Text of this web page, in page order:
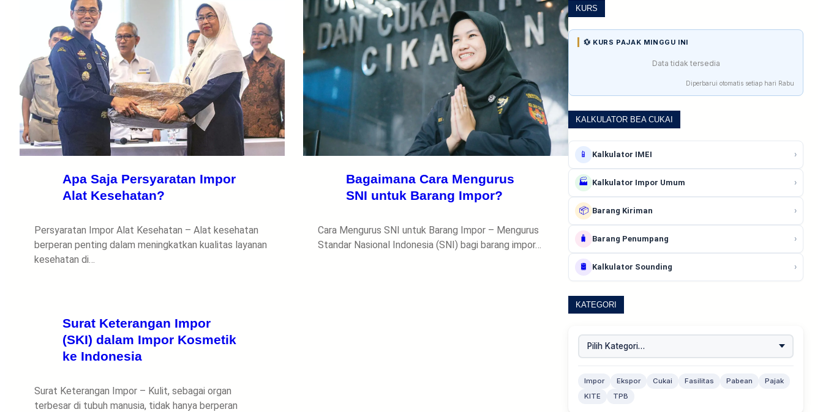
Apa Saja Persyaratan Impor
Alat Kesehatan?
Persyaratan Impor Alat Kesehatan – Alat kesehatan
berperan penting dalam meningkatkan kualitas layanan
kesehatan di…
Bagaimana Cara Mengurus
SNI untuk Barang Impor?
Cara Mengurus SNI untuk Barang Impor – Mengurus
Standar Nasional Indonesia (SNI) bagi barang impor…
Surat Keterangan Impor
(SKI) dalam Impor Kosmetik
ke Indonesia
Surat Keterangan Impor – Kulit, sebagai organ
terbesar di tubuh manusia, tidak hanya berperan
KURS
💱 KURS PAJAK MINGGU INI
Data tidak tersedia
Diperbarui otomatis setiap hari Rabu
KALKULATOR BEA CUKAI
📱 Kalkulator IMEI ›
🏭 Kalkulator Impor Umum ›
📦 Barang Kiriman ›
🧳 Barang Penumpang ›
🛢️ Kalkulator Sounding ›
KATEGORI
Impor Ekspor Cukai Fasilitas Pabean
Pajak
KITE
TPB